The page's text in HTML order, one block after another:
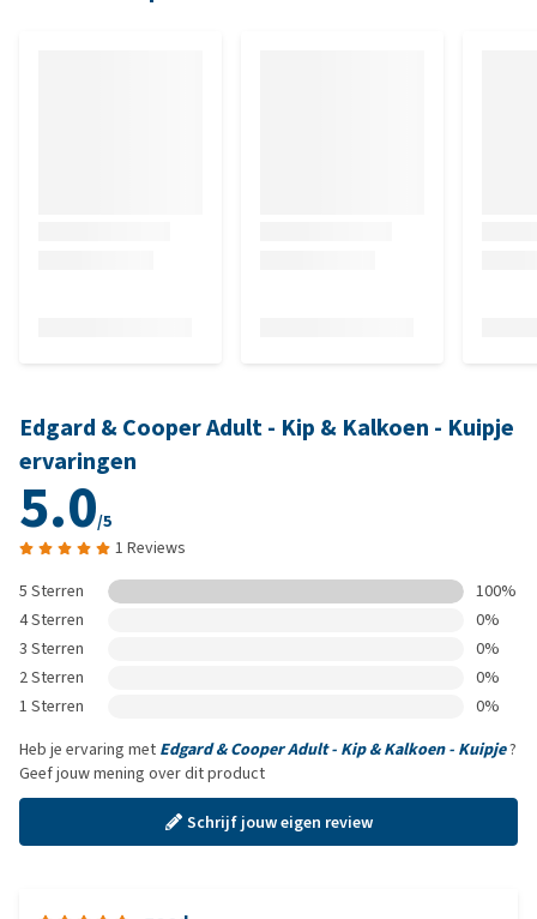
Edgard & Cooper Adult - Kip & Kalkoen - Kuipje
ervaringen
5.0/5
1 Reviews
5 Sterren
100%
4 Sterren
0%
3 Sterren
0%
2 Sterren
0%
1 Sterren
0%
Heb je ervaring met Edgard & Cooper Adult - Kip & Kalkoen - Kuipje?
Geef jouw mening over dit product
Schrijf jouw eigen review